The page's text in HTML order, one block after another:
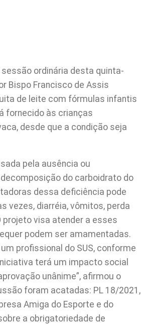
ordinária desta quinta-
Bispo Francisco de Assis
de leite com fórmulas infantis
fornecido às crianças
desde que a condição seja
pela ausência ou
do carboidrato do
dessa deficiência pode
vezes, diarréia, vômitos, perda
projeto visa atender a esses
podem ser amamentadas.
profissional do SUS, conforme
terá um impacto social
unânime”, afirmou o
foram acatadas: PL 18/2021,
Amiga do Esporte e do
a obrigatoriedade de